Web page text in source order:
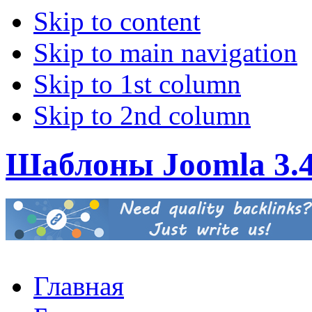
Skip to content
Skip to main navigation
Skip to 1st column
Skip to 2nd column
Шаблоны Joomla
Главная